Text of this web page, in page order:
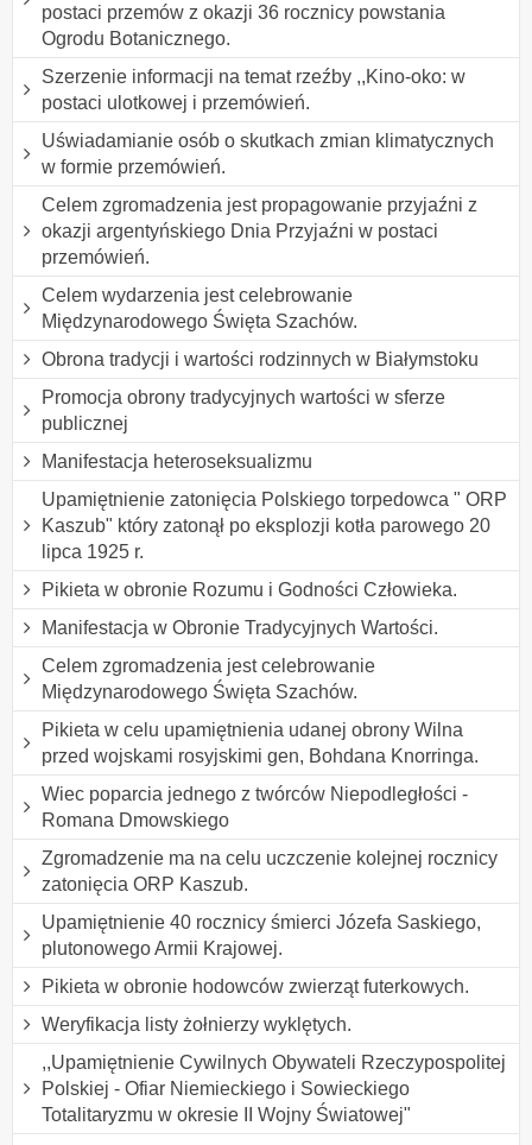
postaci przemów z okazji 36 rocznicy powstania
Ogrodu Botanicznego.
Szerzenie informacji na temat rzeźby ,,Kino-oko: w
postaci ulotkowej i przemówień.
Uświadamianie osób o skutkach zmian klimatycznych
w formie przemówień.
Celem zgromadzenia jest propagowanie przyjaźni z
okazji argentyńskiego Dnia Przyjaźni w postaci
przemówień.
Celem wydarzenia jest celebrowanie
Międzynarodowego Święta Szachów.
Obrona tradycji i wartości rodzinnych w Białymstoku
Promocja obrony tradycyjnych wartości w sferze
publicznej
Manifestacja heteroseksualizmu
Upamiętnienie zatonięcia Polskiego torpedowca " ORP
Kaszub" który zatonął po eksplozji kotła parowego 20
lipca 1925 r.
Pikieta w obronie Rozumu i Godności Człowieka.
Manifestacja w Obronie Tradycyjnych Wartości.
Celem zgromadzenia jest celebrowanie
Międzynarodowego Święta Szachów.
Pikieta w celu upamiętnienia udanej obrony Wilna
przed wojskami rosyjskimi gen, Bohdana Knorringa.
Wiec poparcia jednego z twórców Niepodległości -
Romana Dmowskiego
Zgromadzenie ma na celu uczczenie kolejnej rocznicy
zatonięcia ORP Kaszub.
Upamiętnienie 40 rocznicy śmierci Józefa Saskiego,
plutonowego Armii Krajowej.
Pikieta w obronie hodowców zwierząt futerkowych.
Weryfikacja listy żołnierzy wyklętych.
,,Upamiętnienie Cywilnych Obywateli Rzeczypospolitej
Polskiej - Ofiar Niemieckiego i Sowieckiego
Totalitaryzmu w okresie II Wojny Światowej"